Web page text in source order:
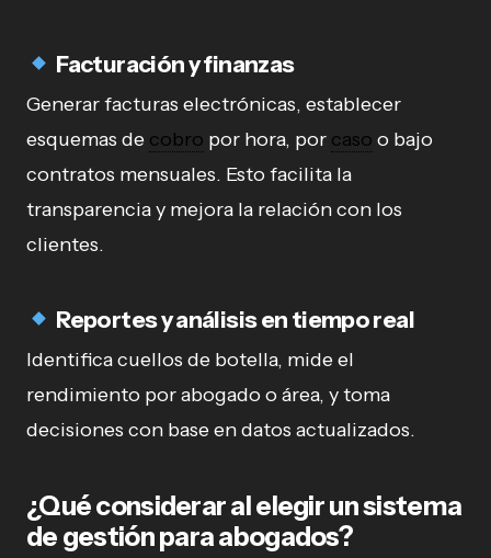
Facturación y finanzas
Generar facturas electrónicas, establecer
esquemas de cobro por hora, por caso o bajo
contratos mensuales. Esto facilita la
transparencia y mejora la relación con los
clientes.
Reportes y análisis en tiempo real
Identifica cuellos de botella, mide el
rendimiento por abogado o área, y toma
decisiones con base en datos actualizados.
¿Qué considerar al elegir un sistema
de gestión para abogados?